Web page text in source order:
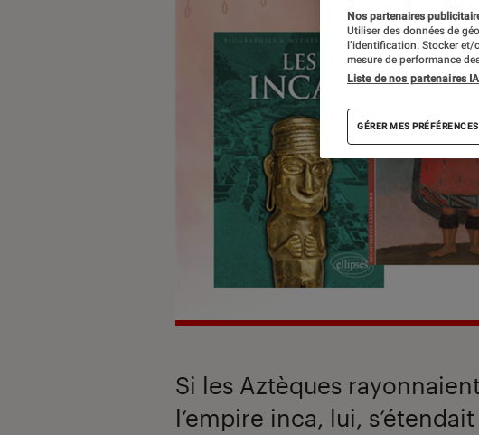
Si les Aztèques
l’empire inca, lui,
Nos partenaires
Utiliser des données de
l’identification. Stocker
mesure de performance
Liste de nos partenaires
GÉRER MES PRÉFÉRENCES